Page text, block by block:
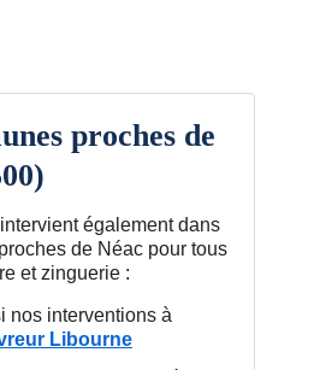
proches de
également dans
de Néac pour tous
et zinguerie :
nos interventions à
Libourne